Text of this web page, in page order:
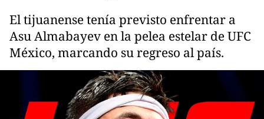
El tijuanense tenía previsto enfrentar a
Asu Almabayev en la pelea estelar de UFC
México, marcando su regreso al país.